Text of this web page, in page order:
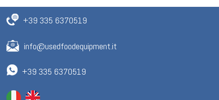
+39 335 6370519
info@usedfoodequipment.it
+39 335 6370519